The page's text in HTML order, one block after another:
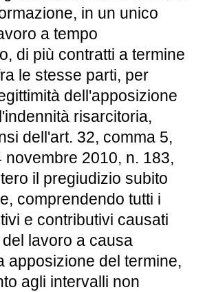
in un unico
a tempo
di più contratti a termine
le stesse parti, per
dell'apposizione
risarcitoria,
dell'art. 32, comma 5,
novembre 2010, n. 183,
il pregiudizio subito
comprendendo tutti i
e contributivi causati
lavoro a causa
apposizione del termine,
agli intervalli non